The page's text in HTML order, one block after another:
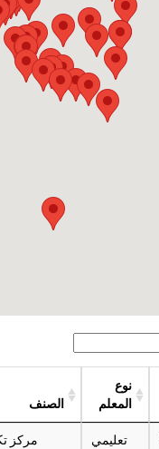
نوع
المعلم
الصنف
تعليمي
مركز